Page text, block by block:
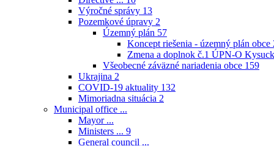
Výročné správy 13
Pozemkové úpravy 2
Územný plán 57
Koncept riešenia - územný plán obce
Zmena a doplnok č.1 ÚPN-O
Všeobecné záväzné nariadenia obce 159
Ukrajina 2
COVID-19 aktuality 132
Mimoriadna situácia 2
Municipal office ...
Mayor ...
Ministers ... 9
General council ...